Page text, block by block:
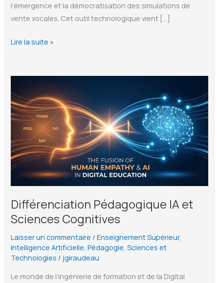
l’émergence et la démocratisation des simulations de
vente vocales. Cet outil technologique vient […]
Apprentissage
de
Vente
Vocales
assistées
par
l’IA
Lire la suite »
Différenciation Pédagogique IA et
Sciences Cognitives
Laisser un commentaire /Enseignement Supérieur,
Intelligence Artificielle ,Pédagogie ,Sciences et
Technologies / jgiraudeau
Le monde de l’ingénierie de formation et de la Digital